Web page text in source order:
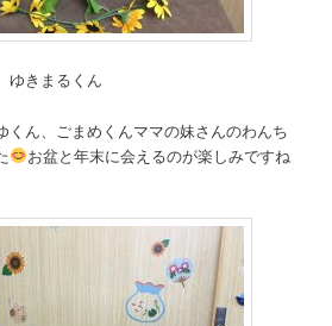
ゆきまるくん
くん、ごまめくんママの妹さんのわんち
お盆と年末に会えるのが楽しみですね